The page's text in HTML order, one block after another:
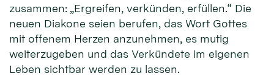
zusammen: „Ergreifen, verkünden, erfüllen.“ Die
neuen Diakone seien berufen, das Wort Gottes
mit offenem Herzen anzunehmen, es mutig
weiterzugeben und das Verkündete im eigenen
Leben sichtbar werden zu lassen.